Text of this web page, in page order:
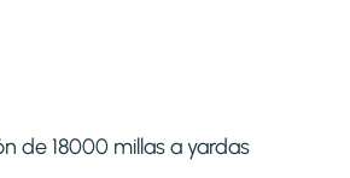
de 18000 millas a yardas